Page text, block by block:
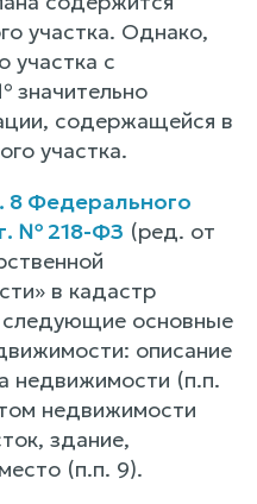
участка. Однако,
участка с
содержащейся в
участка.
8 Федерального
№ 218-ФЗ (ред. от
в кадастр
следующие основные
описание
недвижимости (п.п.
недвижимости
здание,
(п.п. 9).